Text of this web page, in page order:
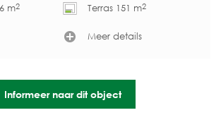
m2 Terras 151 m2
Meer details
Informeer naar dit object